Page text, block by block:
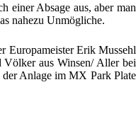
einer Absage aus, aber man
nahezu Unmögliche.
Europameister Erik Mussehl
Völker aus Winsen/ Aller bei
Anlage im MX Park Plate